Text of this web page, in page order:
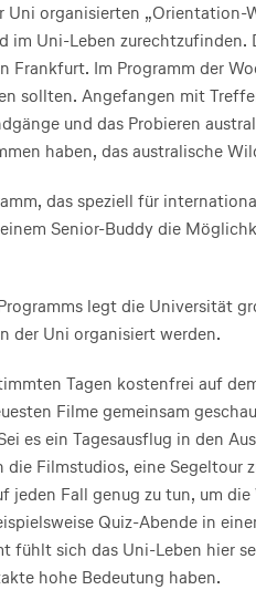
organisierten „Orientation-
Uni-Leben
Im Programm der
sollten. Angefangen mit
und das Probieren
haben, das australische
das speziell für
Senior-Buddy die
legt die Universität
der Uni organisiert werden.
Tagen kostenfrei auf
Filme gemeinsam
es ein Tagesausflug in den
Filmstudios, eine Segeltour
jeden Fall genug zu tun, um
Quiz-Abende in
fühlt sich das Uni-Leben hier
hohe Bedeutung haben.